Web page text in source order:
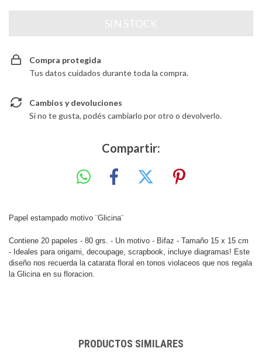
Compra protegida
Tus datos cuidados durante toda la compra.
Cambios y devoluciones
Si no te gusta, podés cambiarlo por otro o devolverlo.
Compartir:
Papel estampado motivo ¨Glicina¨
Contiene 20 papeles - 80 grs. - Un motivo - Bifaz - Tamaño 15 x 15 cm
- Ideales para origami, decoupage, scrapbook, incluye diagramas! Este
diseño nos recuerda la catarata floral en tonos violaceos que nos regala
la Glicina en su floracion.
PRODUCTOS SIMILARES